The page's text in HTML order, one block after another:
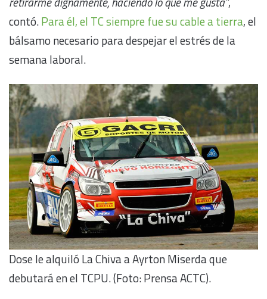
contó.Para él, el TC siempre fue su cable a tierra, el
bálsamo necesario para despejar el estrés de la
semana laboral.
Dose le alquiló La Chiva a Ayrton Miserda que
debutará en el TCPU. (Foto: Prensa ACTC).